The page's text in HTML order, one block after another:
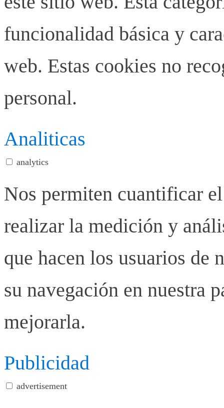
funcionalidad básica y
web. Estas cookies no
personal.
Analiticas
analytics
Nos permiten cuantificar
realizar la medición y
que hacen los usuarios de
su navegación en nuestra
mejorarla.
Publicidad
advertisement